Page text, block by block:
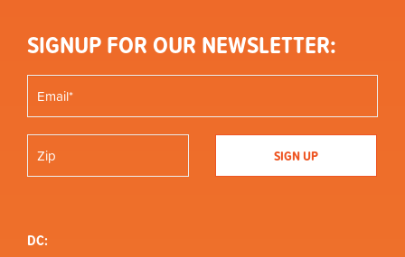
SIGNUP FOR OUR NEWSLETTER:
DC: